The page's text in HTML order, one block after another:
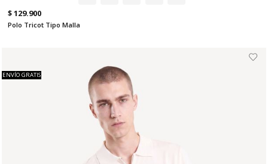
$ 129.900
Polo Tricot Tipo Malla
ENVÍO GRATIS